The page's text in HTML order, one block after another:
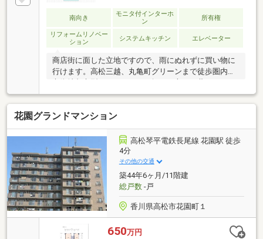
南向き
モニタ付インターホ
ン
所有権
リフォームリノベー
ション
システムキッチン エレベーター
商店街に面した立地ですので、雨にぬれずに買い物に
行けます。高松三越、丸亀町グリーンまで徒歩圏内、
片原町駅徒歩2分の利便性の高い場所です。ご案内は
いつでも可能ですので、お気軽にお問い合わせくださ
い。
花園グランドマンション
高松琴平電鉄長尾線 花園駅 徒歩
4分
その他の交通
築44年6ヶ月/11階建
総戸数-戸
香川県高松市花園町１
650万円